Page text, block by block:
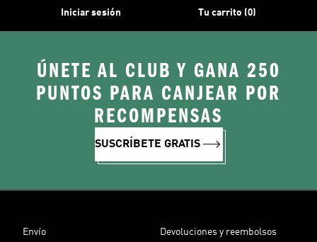
Iniciar sesión Tu carrito (0)
ÚNETE AL CLUB Y GANA 250
PUNTOS PARA CANJEAR POR
RECOMPENSAS
SUSCRÍBETE GRATIS
Envío Devoluciones y reembolsos